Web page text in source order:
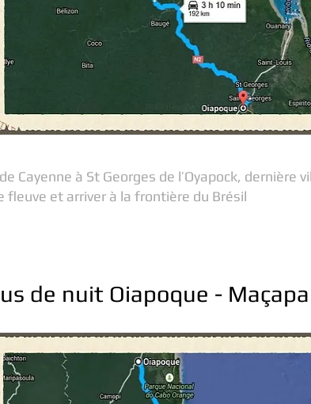
Cayenne à St Georges de l’Oyapock, dernière
fleuve et arriver à la frontière du Brésil
de nuit Oiapoque - Maçapa